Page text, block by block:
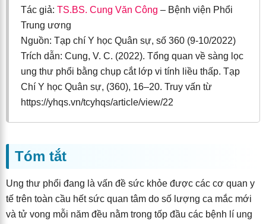
Tác giả: TS.BS. Cung Văn Công – Bệnh viện Phổi
Trung ương
Nguồn: Tạp chí Y học Quân sự, số 360 (9-10/2022)
Trích dẫn: Cung, V. C. (2022). Tổng quan về sàng lọc
ung thư phổi bằng chụp cắt lớp vi tính liều thấp. Tạp
Chí Y học Quân sự, (360), 16–20. Truy vấn từ
https://yhqs.vn/tcyhqs/article/view/22
Tóm tắt
Ung thư phổi đang là vấn đề sức khỏe được các cơ quan y
tế trên toàn cầu hết sức quan tâm do số lượng ca mắc mới
và tử vong mỗi năm đều nằm trong tốp đầu các bệnh lí ung